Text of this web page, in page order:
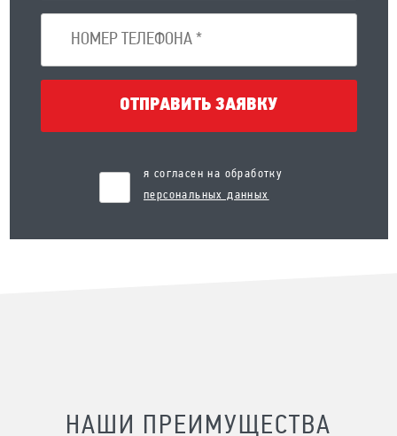
ОТПРАВИТЬ ЗАЯВКУ
я согласен на обработку
персональных данных
НАШИ ПРЕИМУЩЕСТВА